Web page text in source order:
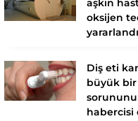
aşkın
oksijen
yararlandı
Diş eti
büyük bir
habercisi